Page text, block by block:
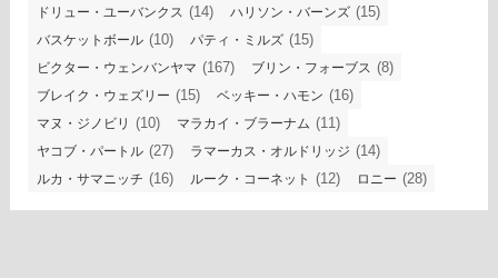
ドリュー・ユーバンクス (14) ハリソン・バーンズ (15)
バスケットボール (10) パティ・ミルズ (15)
ビクター・ウェンバンヤマ (167) ブリン・フォーブス (8)
ブレイク・ウェズリー (15) ベッキー・ハモン (16)
マヌ・ジノビリ (10) マラカイ・ブラーナム (11)
ヤコブ・パートル (27) ラマーカス・オルドリッジ (14)
ルカ・サマニッチ (16) ルーク・コーネット (12) ロニー (28)